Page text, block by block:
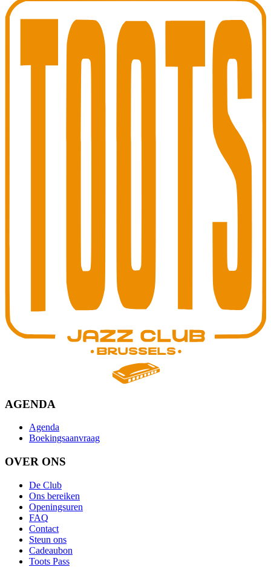
AGENDA
Agenda
Boekingsaanvraag
OVER ONS
De Club
Ons bereiken
Openingsuren
FAQ
Contact
Steun ons
Cadeaubon
Toots Pass